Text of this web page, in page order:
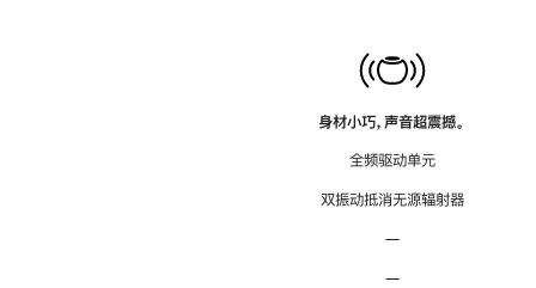
身材小巧，声音超震撼。
全频驱动单元
双振动抵消无源辐射器
—
—